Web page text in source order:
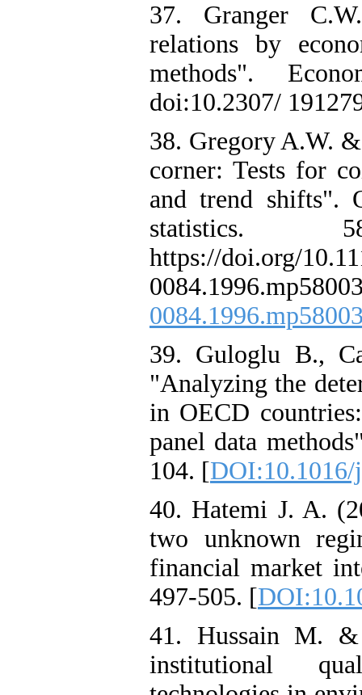
37. Granger
relations by
methods".
doi:10.2307/
38. Gregory A.W.
corner: Tests for
and trend shifts".
statistics.
https://doi.org/
39. Guloglu B.,
"Analyzing the
in OECD
panel data
104. [DOI:10.1016/
40. Hatemi J. A.
two unknown
financial market
497-505. [
41. Hussain M.
institutional